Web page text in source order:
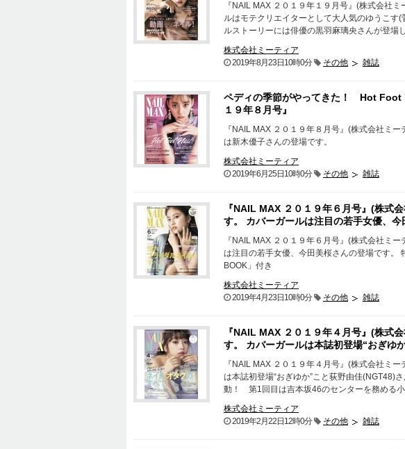
『NAIL MAX ２０１９年１９月号』(株式会社
ルはモテクリエイターとして大人気のゆうこす
ルストーリーには俳優の黒羽麻璃央さんが登場し
株式会社ミーティア
2019年8月23日10時0分
その他 雑誌
ペディの季節がやってきた！ Hot
１９年８月号』
『NAIL MAX ２０１９年８月号』(株式会社ミ
は新木優子さんの登場です。
株式会社ミーティア
2019年6月25日10時0分
その他 雑誌
『NAIL MAX ２０１９年６月号』(株式
す。 カバーガールは注目の若手女優、今
『NAIL MAX ２０１９年６月号』(株式会社ミ
は注目の若手女優、今田美桜さんの登場です。
BOOK」付き
株式会社ミーティア
2019年4月23日10時0分
その他 雑誌
『NAIL MAX ２０１９年４月号』(株式
す。 カバーガールは本誌初登場“おぎゆ
『NAIL MAX ２０１９年４月号』(株式会社ミ
は本誌初登場“おぎゆか”こと荻野由佳(NGT48)
動！ 第1回目は吉本坂46のセンターを務める小
株式会社ミーティア
2019年2月22日12時0分
その他 雑誌